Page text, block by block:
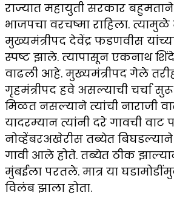
राज्यात महायुती सरकार
भाजपचा वरचष्मा राहिला.
मुख्यमंत्रीपद देवेंद्र फडणवीस
स्पष्ट झाले. त्यापासून एकनाथ शिंदे
वाढली आहे. मुख्यमंत्रीपद गेले
गृहमंत्रीपद हवे असल्याची चर्चा सुरू
मिळत नसल्याने त्यांची नाराजी
यादरम्यान त्यांनी दरे गावची वाट
नोव्हेंबरअखेरीस तब्येत बिघडल्याने
गावी आले होते. तब्येत ठीक
मुंबईला परतले. मात्र या
विलंब झाला होता.